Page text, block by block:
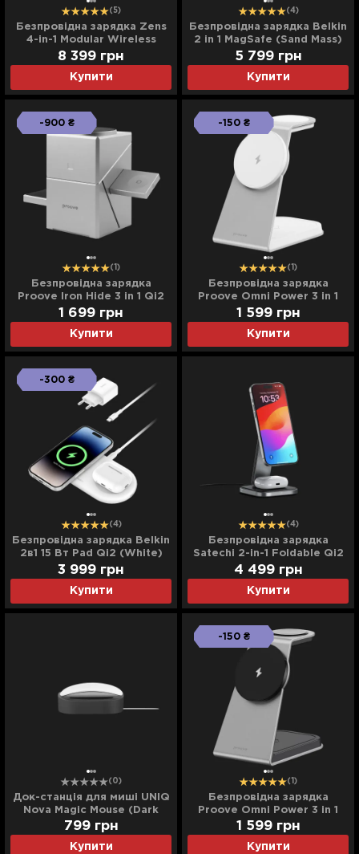
(5)
Безпровідна зарядка Zens
4-in-1 Modular Wireless
Charger with iPad Charging
Stand (ZEAPM03/00)
(Black)
Купити
8 399 грн
(4)
Безпровідна зарядка Belkin
2 in 1 MagSafe (Sand Mass)
Купити
5 799 грн
-900 ₴
(1)
Безпровідна зарядка
Proove Iron Hide 3 in 1 Qi2
Купити
1 699 грн
-150 ₴
(1)
Безпровідна зарядка
Proove Omni Power 3 in 1
(White)
Купити
1 599 грн
-300 ₴
(4)
Безпровідна зарядка Belkin
2в1 15 Вт Pad Qi2 (White)
Купити
3 999 грн
(4)
Безпровідна зарядка
Satechi 2-in-1 Foldable Qi2
(Space Gray)
Купити
4 499 грн
(0)
Док-станція для миші UNIQ
Nova Magic Mouse (Dark
Grey)
Купити
799 грн
-150 ₴
(1)
Безпровідна зарядка
Proove Omni Power 3 in 1
(Gray)
Купити
1 599 грн